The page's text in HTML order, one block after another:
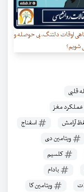
اوقات دلتنگ، بی حوصله و
شویم؟
قلبی
عملکرد مغز
آرامش
اسفناج
ویتامین دی
کلسیم
بادام
ویتامین کا